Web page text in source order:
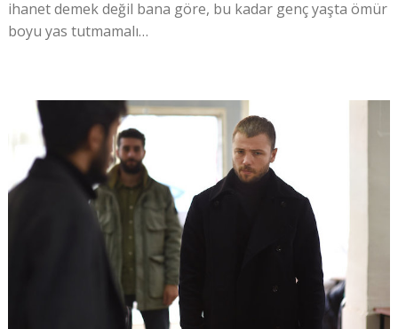
ihanet demek değil bana göre, bu kadar genç yaşta ömür
boyu yas tutmamalı…